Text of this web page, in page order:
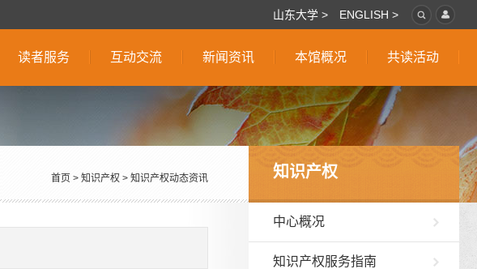
山东大学 > ENGLISH >
读者服务 互动交流 新闻资讯 本馆概况 共读活动
知识产权
中心概况
知识产权服务指南
首页 > 知识产权 > 知识产权动态资讯